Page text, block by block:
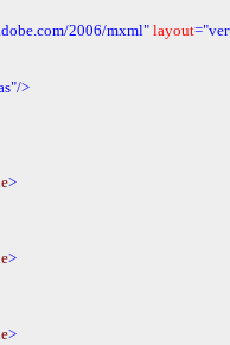
2006/mxml" layout
/>
>
>
>